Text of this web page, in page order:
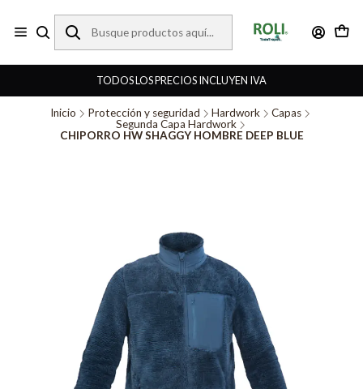
TODOS LOS PRECIOS INCLUYEN IVA
Inicio Protección y seguridad Hardwork
Capas
Segunda Capa Hardwork
CHIPORRO HW SHAGGY HOMBRE DEEP BLUE